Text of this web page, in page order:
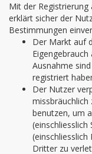
Mit der
erklärt sicher der
Bestimmungen
Der Markt auf
Ausnahme
registriert
Der Nutzer
missbräuchlich
benutzen, um
Dritter zu